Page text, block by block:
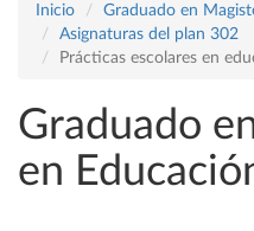
Inicio
Graduado en
Asignaturas del plan 302
Prácticas escolares en
Graduado
en